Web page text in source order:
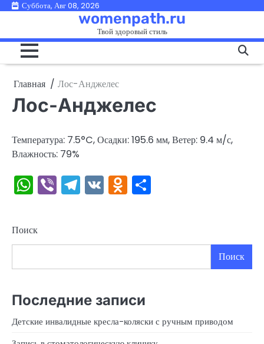
ПерейтиСуббота, Авг 08, 2026
womenpath.ru
Твой здоровый стиль
Главная Лос-Анджелес
Лос-Анджелес
Температура: 7.5°C, Осадки: 195.6 мм, Ветер: 9.4 м/с,
Влажность: 79%
WhatsApp
ViberTelegram
VKOdnoklassniki
Поиск
Поиск
Последние записи
Детские инвалидные кресла-коляски с ручным приводом